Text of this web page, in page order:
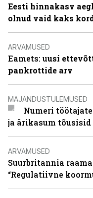
Eesti hinnakasv
olnud vaid kaks
ARVAMUSED
Eamets: uusi
pankrottide arv
MAJANDUSTULEMUSED
Numeri
ja ärikasum tõusisid
ARVAMUSED
Suurbritannia
“Regulatiivne